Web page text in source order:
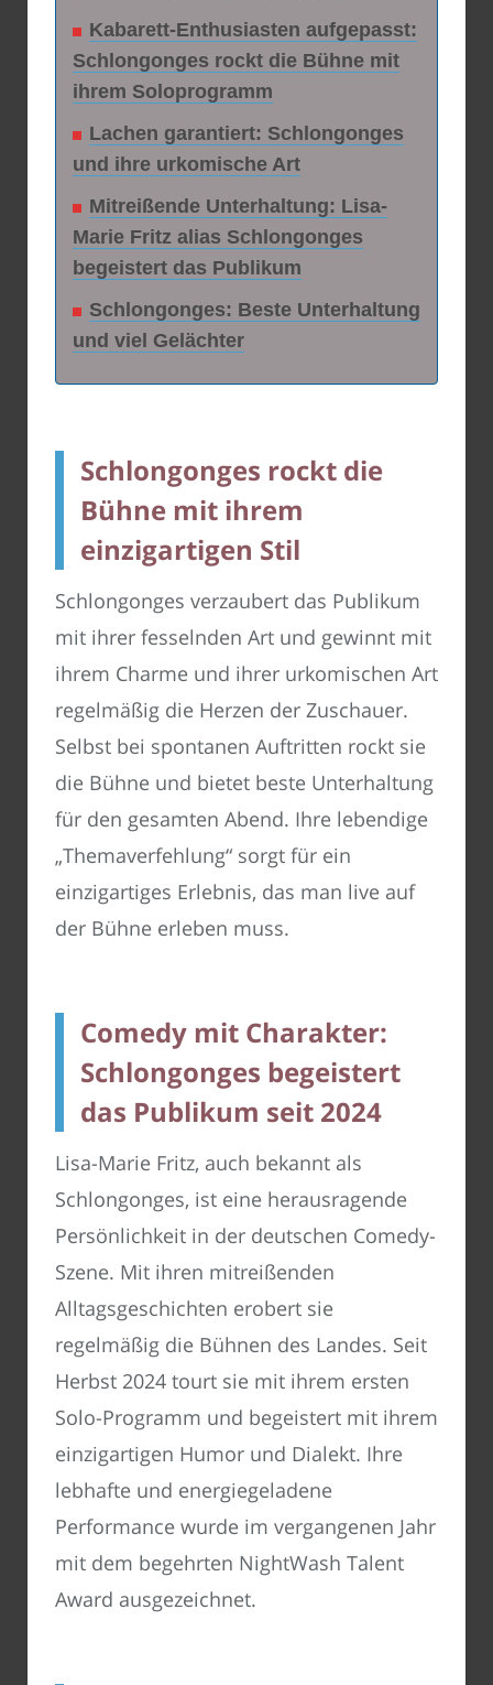
Kabarett-Enthusiasten aufgepasst:
Schlongonges rockt die Bühne mit
ihrem Soloprogramm
Lachen garantiert: Schlongonges
und ihre urkomische Art
Mitreißende Unterhaltung: Lisa-
Marie Fritz alias Schlongonges
begeistert das Publikum
Schlongonges: Beste Unterhaltung
und viel Gelächter
Schlongonges rockt die
Bühne mit ihrem
einzigartigen Stil
Schlongonges verzaubert das Publikum
mit ihrer fesselnden Art und gewinnt mit
ihrem Charme und ihrer urkomischen Art
regelmäßig die Herzen der Zuschauer.
Selbst bei spontanen Auftritten rockt sie
die Bühne und bietet beste Unterhaltung
für den gesamten Abend. Ihre lebendige
„Themaverfehlung“ sorgt für ein
einzigartiges Erlebnis, das man live auf
der Bühne erleben muss.
Comedy mit Charakter:
Schlongonges begeistert
das Publikum seit 2024
Lisa-Marie Fritz, auch bekannt als
Schlongonges, ist eine herausragende
Persönlichkeit in der deutschen Comedy-
Szene. Mit ihren mitreißenden
Alltagsgeschichten erobert sie
regelmäßig die Bühnen des Landes. Seit
Herbst 2024 tourt sie mit ihrem ersten
Solo-Programm und begeistert mit ihrem
einzigartigen Humor und Dialekt. Ihre
lebhafte und energiegeladene
Performance wurde im vergangenen Jahr
mit dem begehrten NightWash Talent
Award ausgezeichnet.